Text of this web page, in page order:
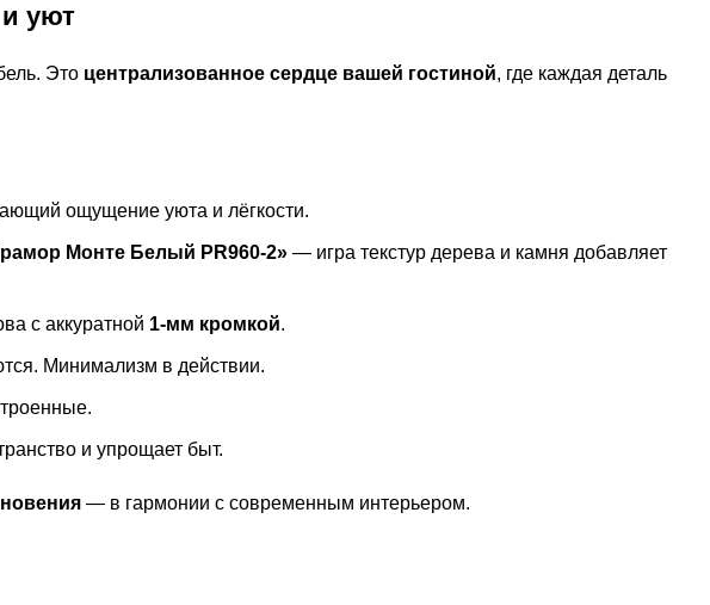
уют
Это централизованное сердце вашей гостиной, где каждая деталь
ощущение уюта и лёгкости.
Монте Белый PR960-2» — игра текстур дерева и камня добавляет
с аккуратной 1-мм кромкой.
Минимализм в действии.
и упрощает быт.
— в гармонии с современным интерьером.